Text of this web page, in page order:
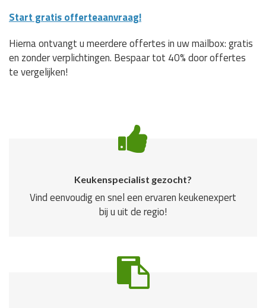
Start gratis offerteaanvraag!
Hierna ontvangt u meerdere offertes in uw mailbox: gratis
en zonder verplichtingen. Bespaar tot 40% door offertes
te vergelijken!
Keukenspecialist gezocht?
Vind eenvoudig en snel een ervaren keukenexpert
bij u uit de regio!